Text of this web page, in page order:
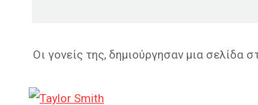
Οι γονείς της, δημιούργησαν μια σελίδα